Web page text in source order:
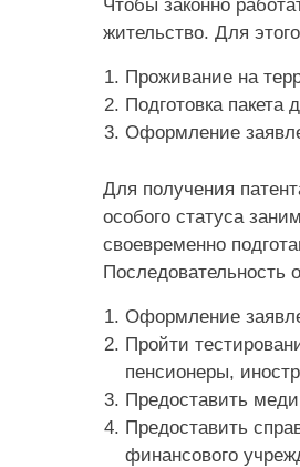
Чтобы законно
жительство. Для
Проживание на
Подготовка пакета
Оформление
Для получения
особого статуса
своевременно
Оформление
Пройти
пенсионеры,
Предоставить
Предоставить
финансового